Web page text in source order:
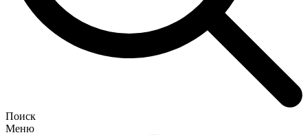
Поиск
Меню